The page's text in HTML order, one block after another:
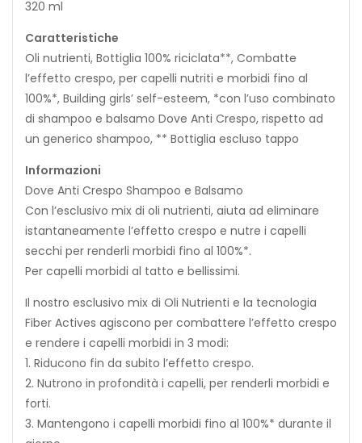
320 ml
Caratteristiche
Oli nutrienti, Bottiglia 100% riciclata**, Combatte
l’effetto crespo, per capelli nutriti e morbidi fino al
100%*, Building girls’ self-esteem, *con l’uso combinato
di shampoo e balsamo Dove Anti Crespo, rispetto ad
un generico shampoo, ** Bottiglia escluso tappo
Informazioni
Dove Anti Crespo Shampoo e Balsamo
Con l’esclusivo mix di oli nutrienti, aiuta ad eliminare
istantaneamente l’effetto crespo e nutre i capelli
secchi per renderli morbidi fino al 100%*.
Per capelli morbidi al tatto e bellissimi.
Il nostro esclusivo mix di Oli Nutrienti e la tecnologia
Fiber Actives agiscono per combattere l’effetto crespo
e rendere i capelli morbidi in 3 modi:
1. Riducono fin da subito l’effetto crespo.
2. Nutrono in profondità i capelli, per renderli morbidi e
forti.
3. Mantengono i capelli morbidi fino al 100%* durante il